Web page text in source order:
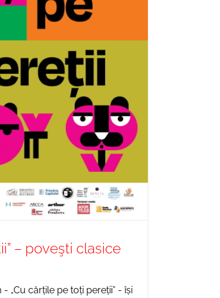
– poveşti clasice
„Cu cărțile pe toți pereții” - își